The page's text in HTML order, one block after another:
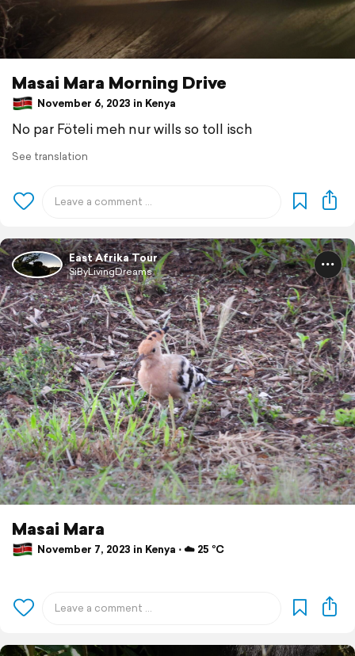
Masai Mara Morning Drive
November 6, 2023 in Kenya
No par Föteli meh nur wills so toll isch
See translation
East Afrika Tour
SiByLivingDreams
Masai Mara
November 7, 2023 in Kenya ⋅ ☁️ 25 °C